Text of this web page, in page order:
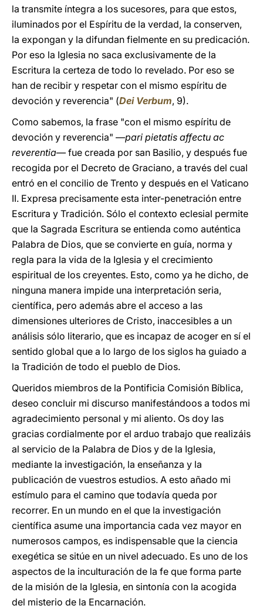
la transmite íntegra a los sucesores, para que estos,
iluminados por el Espíritu de la verdad, la conserven,
la expongan y la difundan fielmente en su predicación.
Por eso la Iglesia no saca exclusivamente de la
Escritura la certeza de todo lo revelado. Por eso se
han de recibir y respetar con el mismo espíritu de
devoción y reverencia" (Dei Verbum, 9).
Como sabemos, la frase "con el mismo espíritu de
devoción y reverencia" —pari pietatis affectu ac
reverentia— fue creada por san Basilio, y después fue
recogida por el Decreto de Graciano, a través del cual
entró en el concilio de Trento y después en el Vaticano
II. Expresa precisamente esta inter-penetración entre
Escritura y Tradición. Sólo el contexto eclesial permite
que la Sagrada Escritura se entienda como auténtica
Palabra de Dios, que se convierte en guía, norma y
regla para la vida de la Iglesia y el crecimiento
espiritual de los creyentes. Esto, como ya he dicho, de
ninguna manera impide una interpretación seria,
científica, pero además abre el acceso a las
dimensiones ulteriores de Cristo, inaccesibles a un
análisis sólo literario, que es incapaz de acoger en sí el
sentido global que a lo largo de los siglos ha guiado a
la Tradición de todo el pueblo de Dios.
Queridos miembros de la Pontificia Comisión Bíblica,
deseo concluir mi discurso manifestándoos a todos mi
agradecimiento personal y mi aliento. Os doy las
gracias cordialmente por el arduo trabajo que realizáis
al servicio de la Palabra de Dios y de la Iglesia,
mediante la investigación, la enseñanza y la
publicación de vuestros estudios. A esto añado mi
estímulo para el camino que todavía queda por
recorrer. En un mundo en el que la investigación
científica asume una importancia cada vez mayor en
numerosos campos, es indispensable que la ciencia
exegética se sitúe en un nivel adecuado. Es uno de los
aspectos de la inculturación de la fe que forma parte
de la misión de la Iglesia, en sintonía con la acogida
del misterio de la Encarnación.